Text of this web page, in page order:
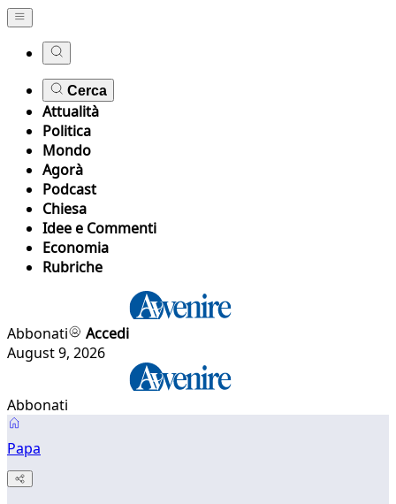
Cerca
Attualità
Politica
Mondo
Agorà
Podcast
Chiesa
Idee e Commenti
Economia
Rubriche
Abbonati
Accedi
August 9, 2026
Abbonati
Papa